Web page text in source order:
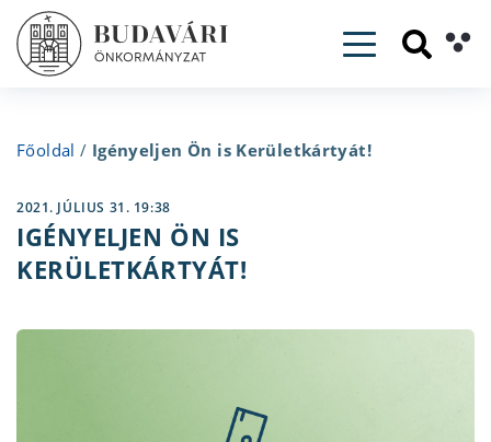
Toggle
Főoldal / Igényeljen Ön is Kerületkártyát!
2021. JÚLIUS 31. 19:38
IGÉNYELJEN ÖN IS
KERÜLETKÁRTYÁT!